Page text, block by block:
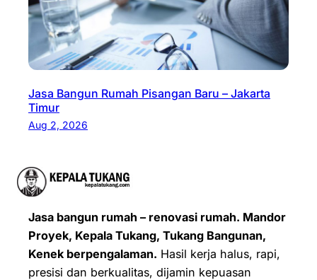
Jasa Bangun Rumah Pisangan Baru – Jakarta
Timur
Aug 2, 2026
Jasa bangun rumah – renovasi rumah. Mandor
Proyek, Kepala Tukang, Tukang Bangunan,
Kenek berpengalaman. Hasil kerja halus, rapi,
presisi dan berkualitas, dijamin kepuasan